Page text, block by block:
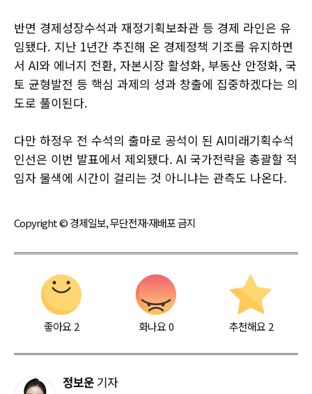
반면 경제성장수석과 재정기획보좌관 등 경제 라인은 유
임됐다. 지난 1년간 추진해 온 경제정책 기조를 유지하면
서 AI와 에너지 전환, 자본시장 활성화, 부동산 안정화, 국
토 균형발전 등 핵심 과제의 성과 창출에 집중하겠다는 의
도로 풀이된다.
다만 하정우 전 수석의 출마로 공석이 된 AI미래기획수석
인선은 이번 발표에서 제외됐다. AI 국가전략을 총괄할 적
임자 물색에 시간이 걸리는 것 아니냐는 관측도 나온다.
Copyright © 경제일보, 무단전재·재배포 금지
좋아요 2 화나요0 추천해요 2
정보운 기자